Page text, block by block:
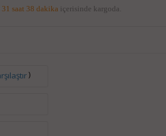
31 saat 38 dakika içerisinde kargoda.
)